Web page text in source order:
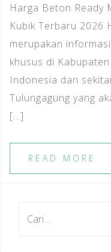
Harga Beton Ready
Kubik Terbaru 2026
merupakan
khusus di
Indonesia dan
Tulungagung yang
[…]
READ MORE